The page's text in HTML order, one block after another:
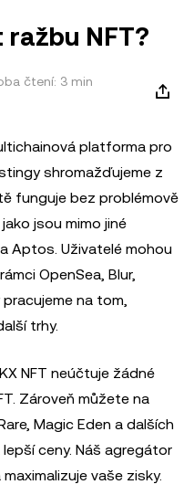
ražbu NFT?
čtení: 3 min
platforma pro
shromažďujeme z
funguje bez problémově
jsou mimo jiné
Aptos. Uživatelé mohou
OpenSea, Blur,
pracujeme na tom,
trhy.
NFT neúčtuje žádné
Zároveň můžete na
Magic Eden a dalších
ceny. Náš agregátor
vaše zisky.